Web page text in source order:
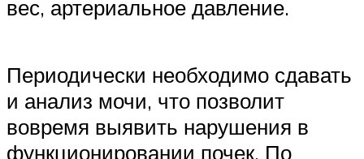
вес, артериальное давление.
Периодически необходимо сдавать
и анализ мочи, что позволит
вовремя выявить нарушения в
функционировании почек. По